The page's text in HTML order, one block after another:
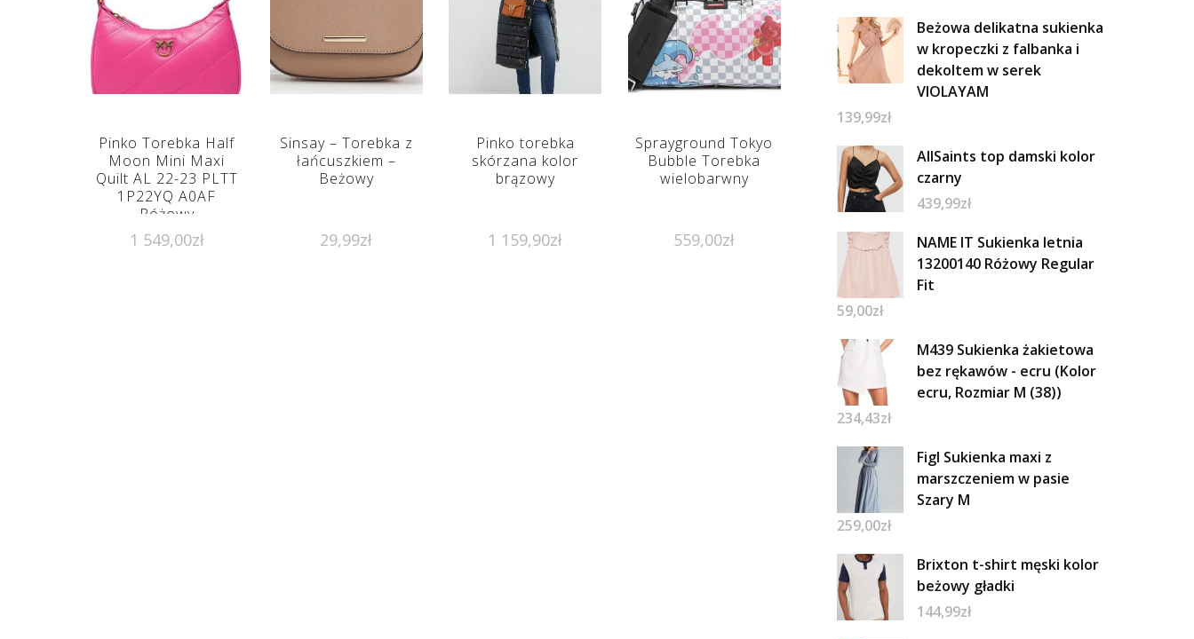
Pinko Torebka Half
Moon Mini Maxi
Quilt AL 22-23 PLTT
1P22YQ A0AF
Różowy
1 549,00zł
Sinsay – Torebka z
łańcuszkiem –
Beżowy
29,99zł
Pinko torebka
skórzana kolor
brązowy
1 159,90zł
Sprayground Tokyo
Bubble Torebka
wielobarwny
559,00zł
Beżowa delikatna sukienka
w kropeczki z falbanka i
dekoltem w serek
VIOLAYAM
139,99zł
AllSaints top damski kolor
czarny
439,99zł
NAME IT Sukienka letnia
13200140 Różowy Regular
Fit
59,00zł
M439 Sukienka żakietowa
bez rękawów - ecru (Kolor
ecru, Rozmiar M (38))
234,43zł
Figl Sukienka maxi z
marszczeniem w pasie
Szary M
259,00zł
Brixton t-shirt męski kolor
beżowy gładki
144,99zł